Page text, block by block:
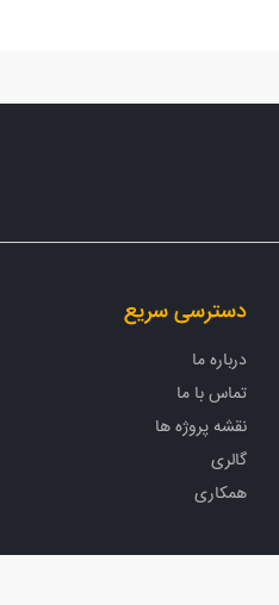
دسترسی سریع
درباره ما
تماس با ما
نقشه پروژه ها
گالری
همکاری